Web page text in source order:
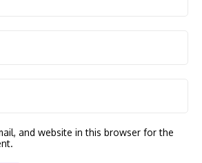
and website in this browser for the